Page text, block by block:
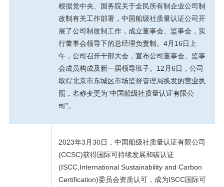
根据党中央、国务院关于全民所有制企业公司制
改制有关工作部署，中国船级社质量认证公司开
展了公司制改制工作，成立董事会、监事会，实
行董事会领导下的总经理负责制。4月16日上
午，公司召开干部大会，宣布公司董事会、监事
会成员构成及新一届领导班子。12月6日，公司
取得北京市东城区市场监督管理局换发的营业执
照，名称变更为“中国船级社质量认证有限公
司”。
2023年3月30日，中国船级社质量认证有限公司
(CCSC)获得国际可持续发展和碳认证
(ISCC,International Sustainability and Carbon
Certification)委员会资质认可，成为ISCC国际可